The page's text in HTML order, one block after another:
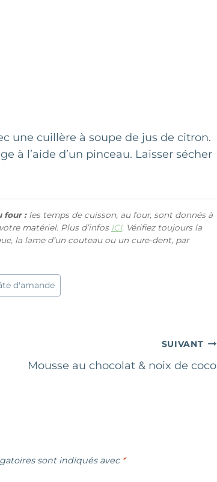
une cuillère à soupe de jus de citron.
à l’aide d’un pinceau. Laisser sécher
four :les temps de cuisson, au four, sont donnés à
matériel. Plus d’infos ICI. Vérifiez toujours la
la lame d’un couteau ou un cure-dent, par
d'amande
SUIVANT
Mousse au chocolat & noix de coco
sont indiqués avec *